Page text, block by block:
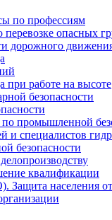
по профессиям
перевозке опасных
дорожного
при работе на высоте
безопасности
по промышленной
и специалистов
безопасности
квалификации
Защита населения